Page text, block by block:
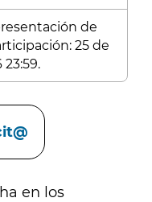
de
25 de
en los